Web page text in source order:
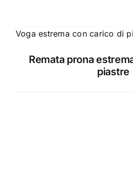
Remata prona
piastre